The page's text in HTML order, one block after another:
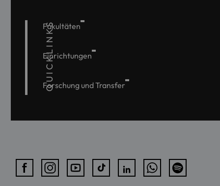
QUICKLINKS
Fakultäten
Einrichtungen
Forschung und Transfer